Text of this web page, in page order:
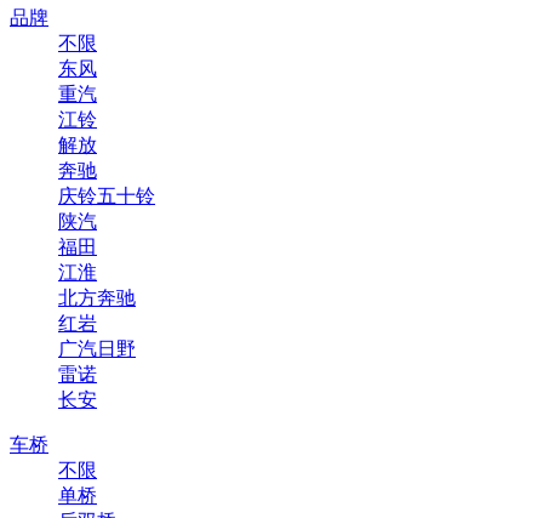
品牌
不限
东风
重汽
江铃
解放
奔驰
庆铃五十铃
陕汽
福田
江淮
北方奔驰
红岩
广汽日野
雷诺
长安
车桥
不限
单桥